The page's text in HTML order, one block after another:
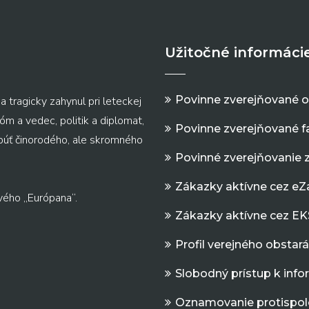
tragicky zahynul pri leteckej
a vedec, politik a diplomat,
činorodého, ale skromného
„Európana“.
Užitočné
Povinne zverejňované
Povinne zverejňované
Povinné zverejňovanie
Zákazky aktívne cez
Zákazky aktívne cez
Profil verejného
Slobodný prístup k
Oznamovanie